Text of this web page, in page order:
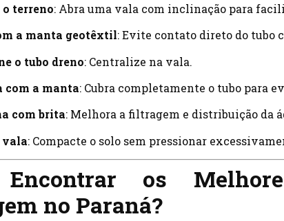
o terreno: Abra uma vala com inclinação para
a manta geotêxtil: Evite contato direto do tubo
o tubo dreno: Centralize na vala.
com a manta: Cubra completamente o tubo para
com brita: Melhora a filtragem e distribuição da
vala: Compacte o solo sem pressionar
Encontrar os
no Paraná?